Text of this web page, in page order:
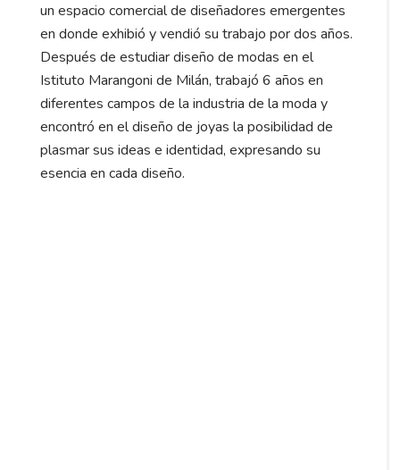
un espacio comercial de diseñadores emergentes
en donde exhibió y vendió su trabajo por dos años.
Después de estudiar diseño de modas en el
Istituto Marangoni de Milán, trabajó 6 años en
diferentes campos de la industria de la moda y
encontró en el diseño de joyas la posibilidad de
plasmar sus ideas e identidad, expresando su
esencia en cada diseño.